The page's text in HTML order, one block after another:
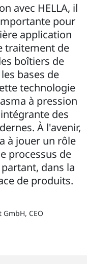
avec HELLA, il
pour
application
traitement de
boîtiers de
bases de
technologie
à pression
des
À l'avenir,
à jouer un rôle
processus de
dans la
de produits.
CEO